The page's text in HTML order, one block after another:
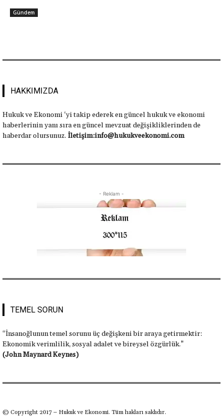
Gündem
HAKKIMIZDA
Hukuk ve Ekonomi ‘yi takip ederek en güncel hukuk ve ekonomi
haberlerinin yanı sıra en güncel mevzuat değişikliklerinden de
haberdar olursunuz. İletişim:info@hukukveekonomi.com
- Reklam -
TEMEL SORUN
“İnsanoğlunun temel sorunu üç değişkeni bir araya getirmektir:
Ekonomik verimlilik, sosyal adalet ve bireysel özgürlük.”
(John Maynard Keynes)
© Copyright 2017 – Hukuk ve Ekonomi. Tüm hakları saklıdır.